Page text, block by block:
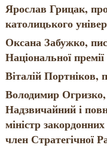
Ярослав Грицак,
католицького
Оксана Забужко,
Національної
Віталій Портніков,
Володимир
Надзвичайний і
міністр
член Стратегічної